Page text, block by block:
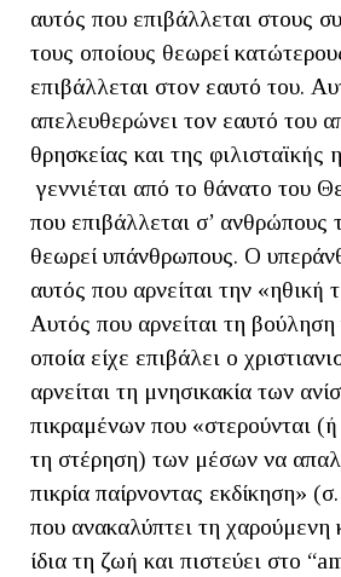
αυτός που επιβάλλεται στους
τους οποίους θεωρεί
επιβάλλεται στον εαυτό του.
απελευθερώνει τον εαυτό του
θρησκείας και της φιλισταϊκής
γεννιέται από το θάνατο του
που επιβάλλεται σ’ ανθρώπους
θεωρεί υπάνθρωπους. Ο
αυτός που αρνείται την «ηθική
Αυτός που αρνείται τη
οποία είχε επιβάλει ο
αρνείται τη μνησικακία των
πικραμένων που «στερούνται
τη στέρηση) των μέσων να
πικρία παίρνοντας εκδίκηση»
που ανακαλύπτει τη χαρούμενη
ίδια τη ζωή και πιστεύει στο